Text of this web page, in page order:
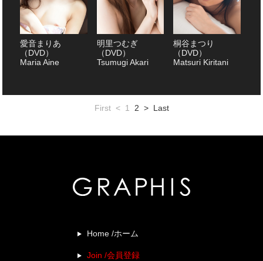
愛音まりあ
（DVD）
Maria Aine
明里つむぎ
（DVD）
Tsumugi Akari
桐谷まつり
（DVD）
Matsuri Kiritani
First < 1 2 > Last
Home /ホーム
Join /会員登録